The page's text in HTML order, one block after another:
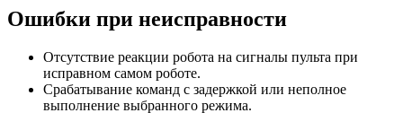
Ошибки при неисправности
Отсутствие реакции робота на сигналы пульта при
исправном самом роботе.
Срабатывание команд с задержкой или неполное
выполнение выбранного режима.